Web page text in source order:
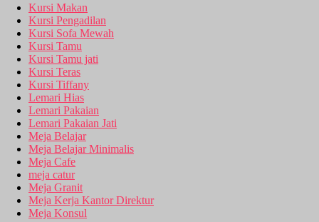
Kursi Makan
Kursi Pengadilan
Kursi Sofa Mewah
Kursi Tamu
Kursi Tamu jati
Kursi Teras
Kursi Tiffany
Lemari Hias
Lemari Pakaian
Lemari Pakaian Jati
Meja Belajar
Meja Belajar Minimalis
Meja Cafe
meja catur
Meja Granit
Meja Kerja Kantor Direktur
Meja Konsul